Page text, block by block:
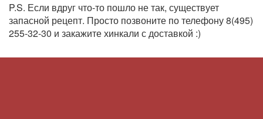
P.S. Если вдруг что-то пошло не так, существует
запасной рецепт. Просто позвоните по телефону 8(495)
255-32-30 и закажите хинкали с доставкой :)